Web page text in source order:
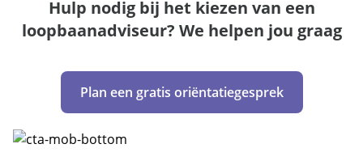
Hulp nodig bij het kiezen van een
loopbaanadviseur? We helpen jou graag
Plan een gratis oriëntatiegesprek